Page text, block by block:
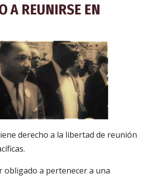
A REUNIRSE EN
derecho a la libertad de reunión
obligado a pertenecer a una